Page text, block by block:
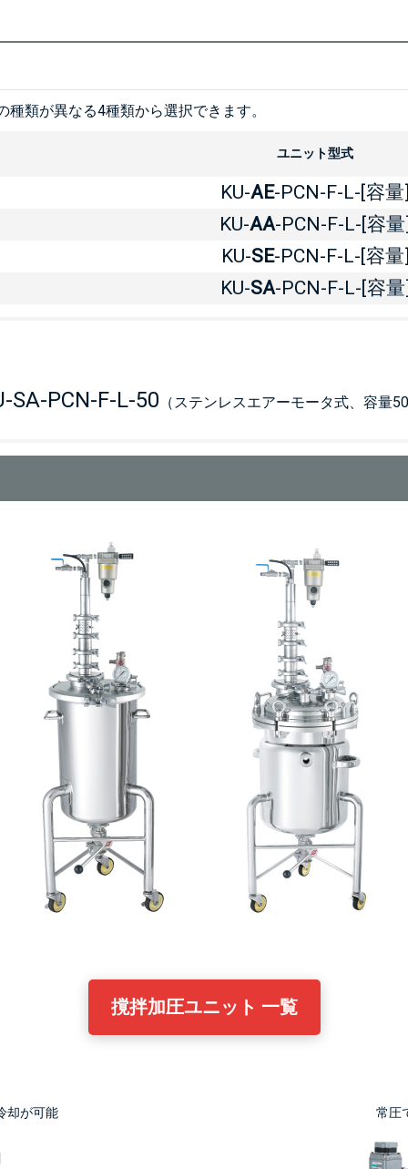
種類が異なる4種類から選択できます。
ユニット型式
KU-AE-PCN-F-L-[容
KU-AA-PCN-F-L-[容
KU-SE-PCN-F-L-[容量
KU-SA-PCN-F-L-[容
SA-PCN-F-L-50 （ステンレスエアーモータ式、容量
撹拌加圧ユニット 一覧
却が可能 常圧